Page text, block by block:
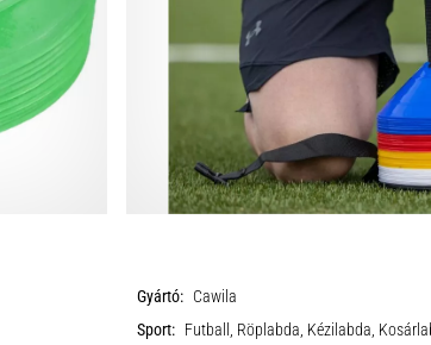
Gyártó: Cawila
Sport: Futball, Röplabda, Kézilabda,